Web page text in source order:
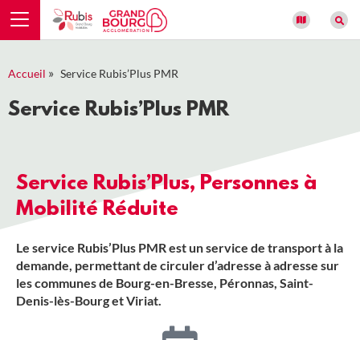
Accueil » Service Rubis’Plus PMR
Service Rubis’Plus PMR
Service Rubis’Plus, Personnes à
Mobilité Réduite
Le service Rubis’Plus PMR est un service de transport à la
demande, permettant de circuler d’adresse à adresse sur
les communes de Bourg-en-Bresse, Péronnas, Saint-
Denis-lès-Bourg et Viriat.
Panneau de gestion des cookies